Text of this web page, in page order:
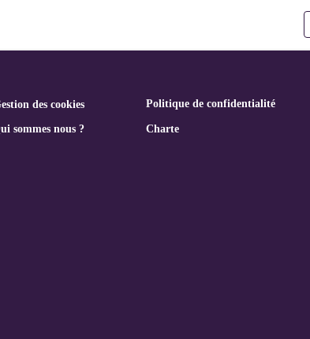
des cookies Politique de confidentialité
sommes nous ? Charte